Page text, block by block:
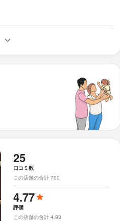
25
口コミ数
この店舗の合計 700
4.77
評価
この店舗の合計 4.93